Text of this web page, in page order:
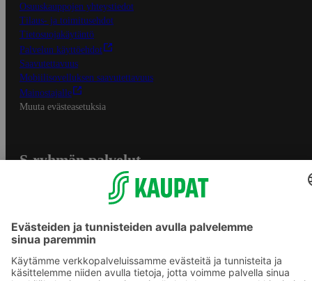
Osuuskauppojen yhteystiedot
Tilaus- ja toimitusehdot
Tietosuojakäytäntö
Palvelun käyttöehdot
Saavutettavuus
Mobiilisovelluksen saavutettavuus
Mainostajalle
Muuta evästeasetuksia
S-ryhmän palvelut
Yhteishyvä Ruoka -sovellus
S-ostoslista -sovellus
Prisma.fi
Sokos.fi